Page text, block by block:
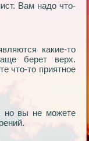
Вам надо что-
какие-то
берет верх.
что-то приятное
но вы не можете